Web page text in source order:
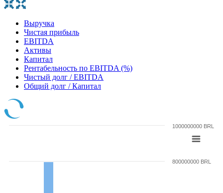
Выручка
Чистая прибыль
EBITDA
Активы
Капитал
Рентабельность по EBITDA (%)
Чистый долг / EBITDA
Общий долг / Капитал
800000000 BRL
1000000000 BRL